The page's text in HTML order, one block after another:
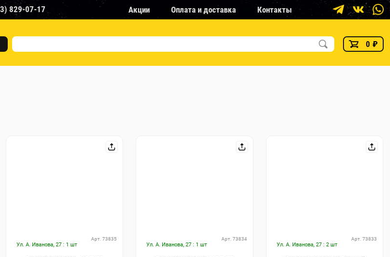
829-07-17 Акции Оплата и доставка Контакты
0 ₽
Ул. А. Иванова, 27 : 1 шт
Арт. 73835
Ул. А. Иванова, 27 : 1 шт
Арт. 73834
Ул. А. Иванова, 27 : 2 шт
Арт. 73833